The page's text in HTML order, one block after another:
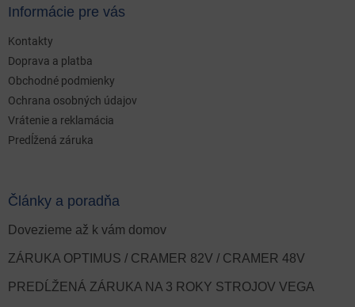
Informácie pre vás
Kontakty
Doprava a platba
Obchodné podmienky
Ochrana osobných údajov
Vrátenie a reklamácia
Predĺžená záruka
Články a poradňa
Dovezieme až k vám domov
ZÁRUKA OPTIMUS / CRAMER 82V / CRAMER 48V
PREDĹŽENÁ ZÁRUKA NA 3 ROKY STROJOV VEGA